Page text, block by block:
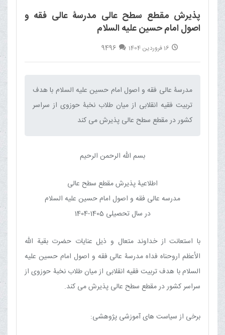
پذیرش مقطع سطح عالی مدرسۀ عالی فقه و
اصول امام حسین علیه السلام
16 فروردین 1404 9496
مدرسۀ عالی فقه و اصول امام حسین علیه السلام با هدف
تربیت فقیه انقلابی از میان طلاب نخبۀ حوزوی از سراسر
کشور در مقطع سطح عالی پذیرش می کند‌
بسم الله الرحمن الرحیم
اطلاعیۀ پذیرش مقطع سطح عالی
مدرسه عالی فقه و اصول امام حسین علیه السلام
در سال تحصیلی 1405-1404
با استعانت از خداوند متعال و ذیل عنایات حضرت بقیة الله
الأعظم اروحناه فداه مدرسۀ عالی فقه و اصول امام حسین علیه
السلام با هدف تربیت فقیه انقلابی از میان طلاب نخبۀ حوزوی از
سراسر کشور در مقطع سطح عالی پذیرش می کند.
برخی از سیاست های آموزشی پژوهشی: